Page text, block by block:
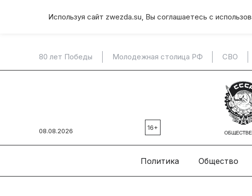
Используя сайт zwezda.su, Вы соглашаетесь с
80 лет Победы Молодежная столица РФ СВО
08.08.2026 16+
Политика Общество